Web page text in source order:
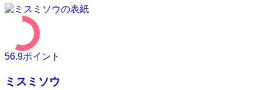
56.9ポイント
ミスミソウ